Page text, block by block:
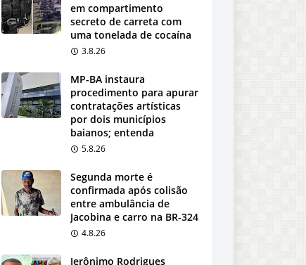
em compartimento
secreto de carreta com
uma tonelada de cocaína
3.8.26
MP-BA instaura
procedimento para apurar
contratações artísticas
por dois municípios
baianos; entenda
5.8.26
Segunda morte é
confirmada após colisão
entre ambulância de
Jacobina e carro na BR-324
4.8.26
Jerônimo Rodrigues